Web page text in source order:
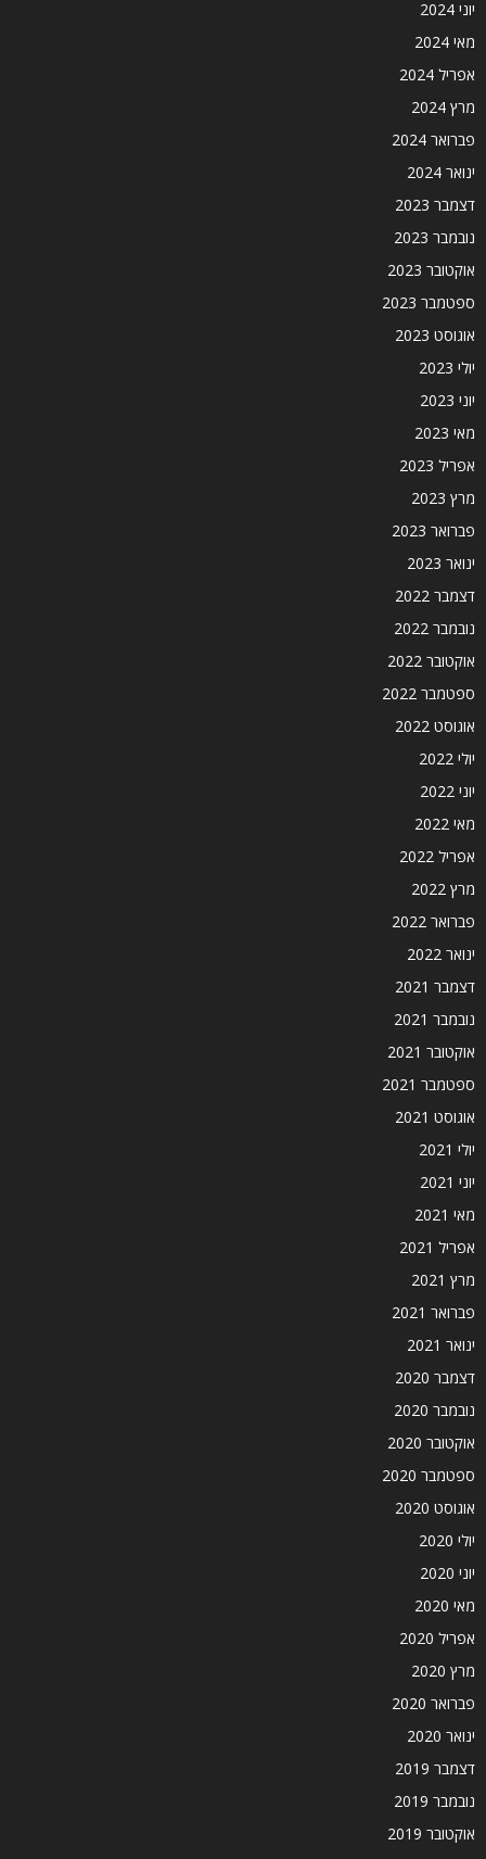
יוני 2024
מאי 2024
אפריל 2024
מרץ 2024
פברואר 2024
ינואר 2024
דצמבר 2023
נובמבר 2023
אוקטובר 2023
ספטמבר 2023
אוגוסט 2023
יולי 2023
יוני 2023
מאי 2023
אפריל 2023
מרץ 2023
פברואר 2023
ינואר 2023
דצמבר 2022
נובמבר 2022
אוקטובר 2022
ספטמבר 2022
אוגוסט 2022
יולי 2022
יוני 2022
מאי 2022
אפריל 2022
מרץ 2022
פברואר 2022
ינואר 2022
דצמבר 2021
נובמבר 2021
אוקטובר 2021
ספטמבר 2021
אוגוסט 2021
יולי 2021
יוני 2021
מאי 2021
אפריל 2021
מרץ 2021
פברואר 2021
ינואר 2021
דצמבר 2020
נובמבר 2020
אוקטובר 2020
ספטמבר 2020
אוגוסט 2020
יולי 2020
יוני 2020
מאי 2020
אפריל 2020
מרץ 2020
פברואר 2020
ינואר 2020
דצמבר 2019
נובמבר 2019
אוקטובר 2019